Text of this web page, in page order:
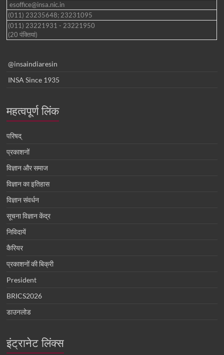
esoffice@insa.nic.in
(011) 23235648; 23231095
(011) 23221931 - 23221950
(20 पंक्तियां)
@insaindiaresin
INSA Since 1935
महत्वपूर्ण लिंक
परिषद्
प्रकाशनों
विज्ञान और समाज
विज्ञान का इतिहास
विज्ञान संवर्धन
सूचना विज्ञान केंद्र
निविदायें
कैरियर
प्रकाशनों की बिक्री
President
BRICS2026
डाउनलोड
इंट्रानेट लिंक्स